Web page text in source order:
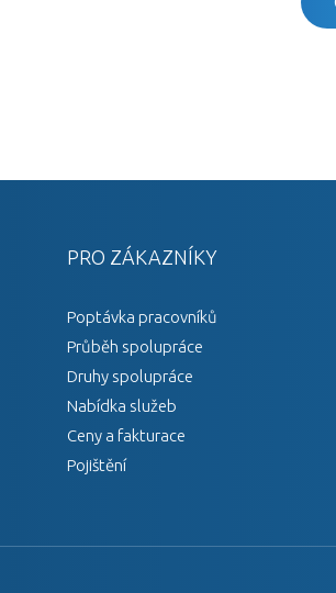
PRO ZÁKAZNÍKY
Poptávka pracovníků
Průběh spolupráce
Druhy spolupráce
Nabídka služeb
Ceny a fakturace
Pojištění